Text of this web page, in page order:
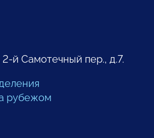
2-й Самотечный пер., д.7.
рубежом